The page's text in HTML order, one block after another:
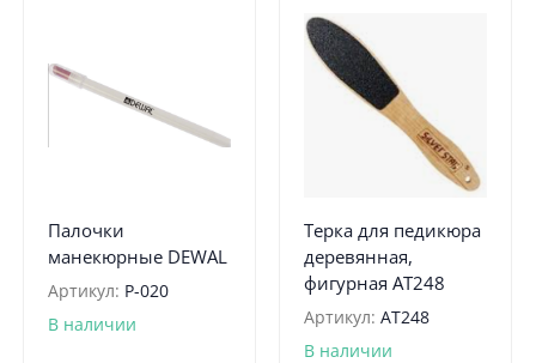
Палочки
манекюрные DEWAL
Артикул: P-020
В наличии
Терка для педикюра
деревянная,
фигурная АТ248
Артикул: АТ248
В наличии